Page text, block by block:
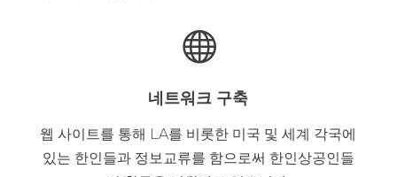

네트워크 구축
웹 사이트를 통해 LA를 비롯한 미국 및 세계 각국에
있는 한인들과 정보교류를 함으로써 한인상공인들